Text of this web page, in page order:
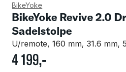
BikeYoke
BikeYoke Revive 2.0
Sadelstolpe
U/remote, 160 mm, 31.6 mm,
4199,-